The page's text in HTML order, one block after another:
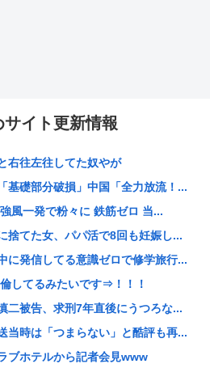
サイト更新情報
右往左往してた奴やが
基礎部分破損」中国「全力放流！...
風一発で粉々に 鉄筋ゼロ 当...
捨てた女、パパ活で8回も妊娠し...
に発信してる意識ゼロで修学旅行...
してるみたいです⇒！！！
二被告、求刑7年直後にうつろな...
当時は「つまらない」と酷評も再...
ブホテルから記者会見www